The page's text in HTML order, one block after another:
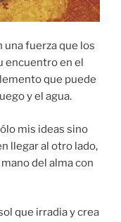
una fuerza que los
encuentro en el
que puede
y el agua.
mis ideas sino
llegar al otro lado,
del alma con
que irradia y crea